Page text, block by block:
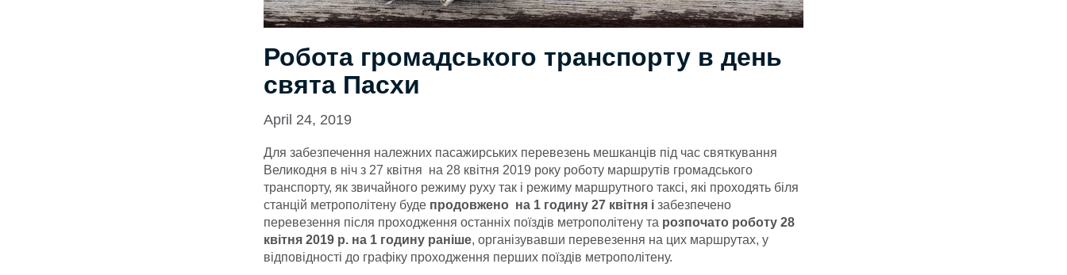
Робота громадського транспорту в день
свята Пасхи
April 24, 2019
Для забезпечення належних пасажирських перевезень мешканців під час святкування
Великодня в ніч з 27 квітня на 28 квітня 2019 року роботу маршрутів громадського
транспорту, як звичайного режиму руху так і режиму маршрутного таксі, які проходять біля
станцій метрополітену буде продовжено на 1 годину 27 квітня і забезпечено
перевезення після проходження останніх поїздів метрополітену та розпочато роботу 28
квітня 2019 р. на 1 годину раніше, організувавши перевезення на цих маршрутах, у
відповідності до графіку проходження перших поїздів метрополітену.